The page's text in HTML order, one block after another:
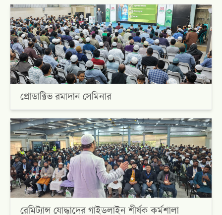
প্রোডাক্টিভ রমাদান সেমিনার
রেমিট্যান্স যোদ্ধাদের গাইডলাইন শীর্ষক কর্মশালা